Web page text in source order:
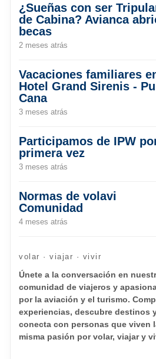
¿Sueñas con ser
de Cabina? Avianca
becas
2 meses atrás
Vacaciones familiares
Hotel Grand Sirenis -
Cana
3 meses atrás
Participamos de IPW
primera vez
3 meses atrás
Normas de volavi
Comunidad
4 meses atrás
volar · viajar · vivir
Únete a la conversación en
comunidad de viajeros y
por la aviación y el turismo.
experiencias, descubre destinos
conecta con personas que viven
misma pasión por volar, viajar y